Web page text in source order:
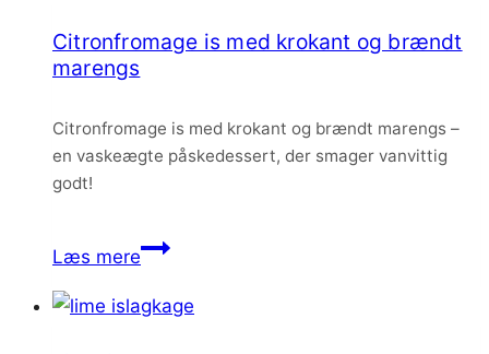
karamelganache
og
Citronfromage is med krokant og brændt
marengs
Citronfromage is med krokant og brændt marengs –
en vaskeægte påskedessert, der smager vanvittig
godt!
Læs mereCitronfromage
med